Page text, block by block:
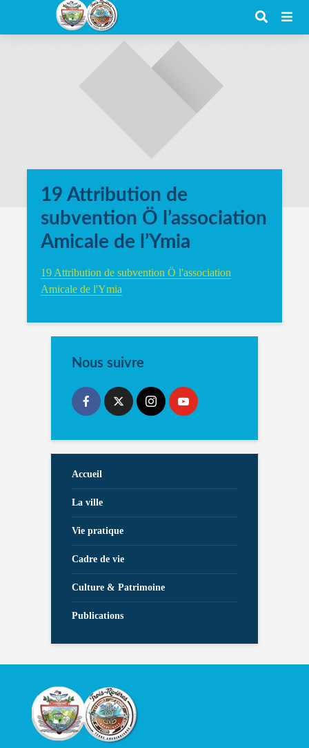
19 Attribution de
subvention Ö l’association
Amicale de l’Ymia
19 Attribution de subvention Ö l'association
Amicale de l'Ymia
Nous suivre
Accueil
La ville
Vie pratique
Cadre de vie
Culture & Patrimoine
Publications